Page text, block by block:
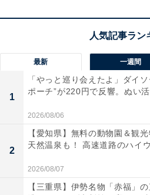
最新 一週間
1
「やっと巡り会えたよ」ダイ
ポーチ”が220円で反響。ぬい
2026/08/06
2
【愛知県】無料の動物園＆観
天然温泉も！ 高速道路のハイ
2026/08/07
【三重県】伊勢名物「赤福」